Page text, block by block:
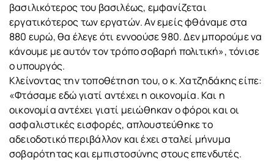
βασιλικότερος του βασιλέως, εμφανίζεται
εργατικότερος των εργατών. Αν εμείς φθάναμε στα
880 ευρώ, θα έλεγε ότι εννοούσε 980. Δεν μπορούμε να
κάνουμε με αυτόν τον τρόπο σοβαρή πολιτική», τόνισε
ο υπουργός.
Κλείνοντας την τοποθέτηση του, ο κ. Χατζηδάκης είπε:
«Φτάσαμε εδώ γιατί αντέχει η οικονομία. Και η
οικονομία αντέχει γιατί μειώθηκαν ο φόροι και οι
ασφαλιστικές εισφορές, απλουστεύθηκε το
αδειοδοτικό περιβάλλον και έχει σταλεί μήνυμα
σοβαρότητας και εμπιστοσύνης στους επενδυτές.